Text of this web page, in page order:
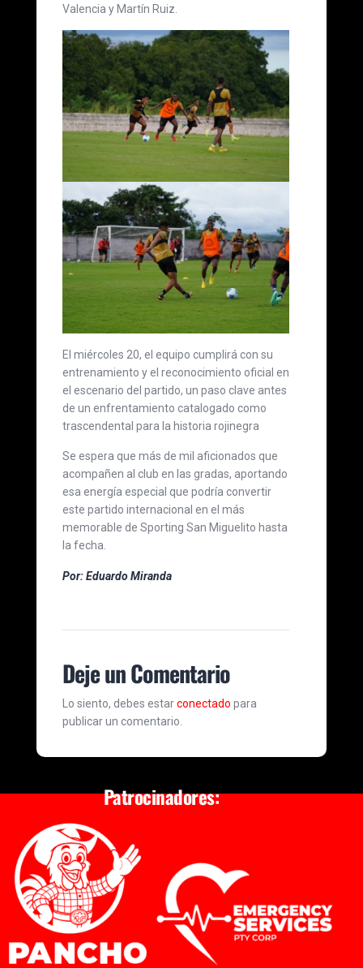
Valencia y Martín Ruiz.
El miércoles 20, el equipo cumplirá con su
entrenamiento y el reconocimiento oficial en
el escenario del partido, un paso clave antes
de un enfrentamiento catalogado como
trascendental para la historia rojinegra
Se espera que más de mil aficionados que
acompañen al club en las gradas, aportando
esa energía especial que podría convertir
este partido internacional en el más
memorable de Sporting San Miguelito hasta
la fecha.
Por: Eduardo Miranda
Deje un Comentario
Lo siento, debes estarconectado para
publicar un comentario.
Patrocinadores: